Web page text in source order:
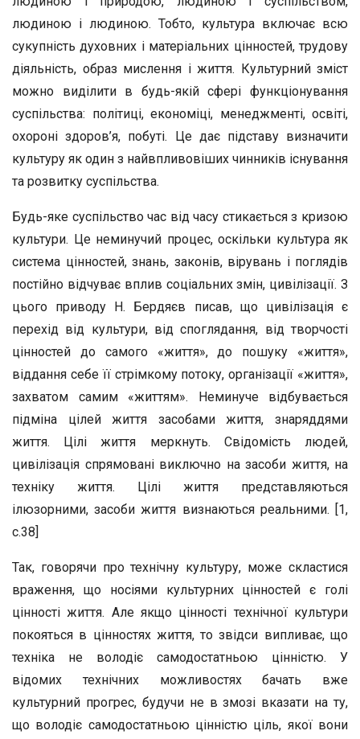
людиною і людиною. Тобто, культура включає всю
сукупність духовних і матеріальних цінностей, трудову
діяльність, образ мислення і життя. Культурний зміст
можно виділити в будь-якій сфері функціонування
суспільства: політиці, економіці, менеджменті, освіті,
охороні здоров’я, побуті. Це дає підставу визначити
культуру як один з найвпливовіших чинників існування
та розвитку суспільства.
Будь-яке суспільство час від часу стикається з кризою
культури. Це неминучий процес, оскільки культура як
система цінностей, знань, законів, вірувань і поглядів
постійно відчуває вплив соціальних змін, цивілізації. З
цього приводу Н. Бердяєв писав, що цивілізація є
перехід від культури, від споглядання, від творчості
цінностей до самого «життя», до пошуку «життя»,
віддання себе її стрімкому потоку, організації «життя»,
захватом самим «життям». Неминуче відбувається
підміна цілей життя засобами життя, знаряддями
життя. Цілі життя меркнуть. Свідомість людей,
цивілізація спрямовані виключно на засоби життя, на
техніку життя. Цілі життя представляються
ілюзорними, засоби життя визнаються реальними. [1,
с.38]
Так, говорячи про технічну культуру, може скластися
враження, що носіями культурних цінностей є голі
цінності життя. Але якщо цінності технічної культури
покояться в цінностях життя, то звідси випливає, що
техніка не володіє самодостатньою цінністю. У
відомих технічних можливостях бачать вже
культурний прогрес, будучи не в змозі вказати на ту,
що володіє самодостатньою цінністю ціль, якої вони